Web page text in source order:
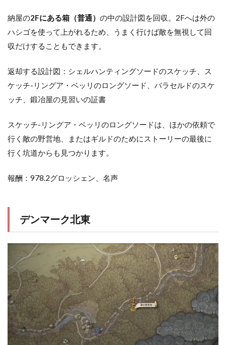
納屋の2Fにある箱（普通） の中の設計図を回収。2Fへは外の
ハシゴを使って上がれるため、うまく行けば敵を無視して回
収だけすることもできます。
返却する設計図：シェルハンティングソードのスケッチ、ス
ケッチ-リングア・ベッリのロングソード、バラセルドのスケ
ッチ、鍛冶屋の見習いの証書
スケッチ-リングア・ベッリのロングソードは、ほかの依頼で
行く敵の野営地、またはギルドのためにストーリーの最後に
行く坑道からも見つかります。
報酬：978.2グロッシェン、名声
デンマーク北東